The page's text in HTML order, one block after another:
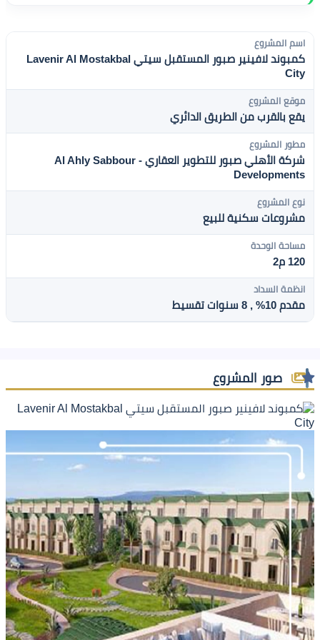
اسم المشروع
كمبوند لافينير صبور المستقبل سيتي Lavenir Al Mostakbal
City
موقع المشروع
يقع بالقرب من الطريق الدائري
مطور المشروع
شركة الأهلي صبور للتطوير العقاري - Al Ahly Sabbour
Developments
نوع المشروع
مشروعات سكنية للبيع
مساحة الوحدة
120 م2
انظمة السداد
مقدم 10% , 8 سنوات تقسيط
صور المشروع